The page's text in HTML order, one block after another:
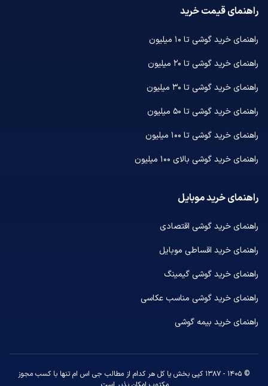
راهنمای قیمت خرید
راهنمای خرید گوشی تا ۱۰ میلیون
راهنمای خرید گوشی تا ۲۰ میلیون
راهنمای خرید گوشی تا ۳۰ میلیون
راهنمای خرید گوشی تا ۵۰ میلیون
راهنمای خرید گوشی تا ۱۰۰ میلیون
راهنمای خرید گوشی بالای ۱۰۰ میلیون
راهنمای خرید موبایل
راهنمای خرید گوشی اقتصادی
راهنمای خرید اقساطی موبایل
راهنمای خرید گوشی گیمینگ
راهنمای خرید گوشی مناسب عکاسی
راهنمای خرید بیمه گوشی
© ۱۴۰۵ - ۱۳۸۷ کپی بخش یا کل هر کدام از مطالب جی اس ام تنها با کسب مجوز